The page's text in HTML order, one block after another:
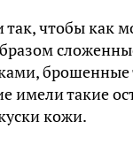
чтобы как
имели такие
кожи.